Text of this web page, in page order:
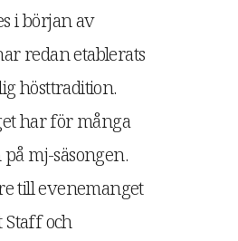
i början av
redan etablerats
hösttradition.
har för många
mj-säsongen.
till evenemanget
och